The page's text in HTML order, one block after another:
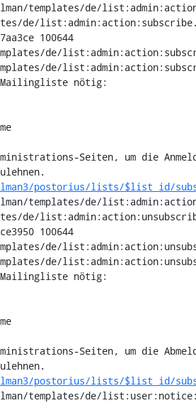
templates/de/
de/
100644
de/
de/
Mailingliste nötig:
Seiten, um die
postorius/lists/$list_id/
templates/de/
de/
100644
de/
de/
Mailingliste nötig:
Seiten, um die
postorius/lists/$list_id/
templates/de/